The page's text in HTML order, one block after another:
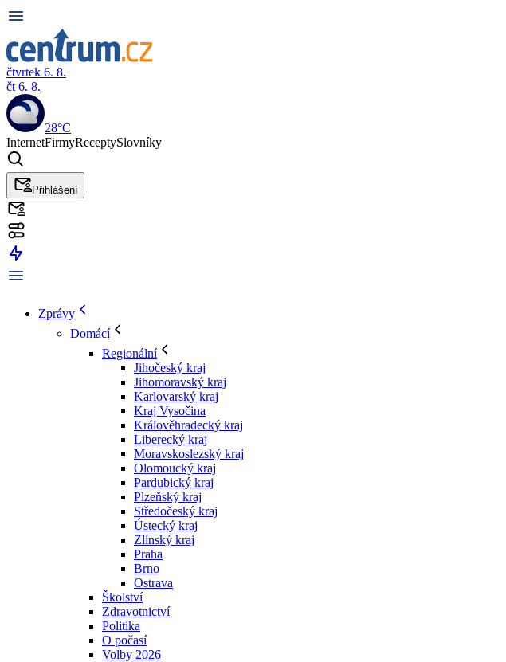
čtvrtek 6. 8.
čt 6. 8.
28°C
InternetFirmyReceptySlovníky
Přihlášení
Zprávy
Domácí
Regionální
Jihočeský kraj
Jihomoravský kraj
Karlovarský kraj
Kraj Vysočina
Králověhradecký kraj
Liberecký kraj
Moravskoslezský kraj
Olomoucký kraj
Pardubický kraj
Plzeňský kraj
Středočeský kraj
Ústecký kraj
Zlínský kraj
Praha
Brno
Ostrava
Školství
Zdravotnictví
Politika
O počasí
Volby 2026